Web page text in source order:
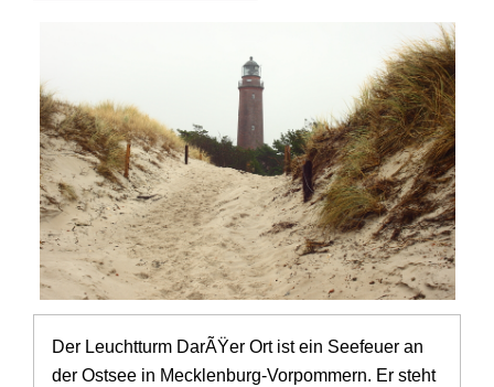
Der Leuchtturm DarÃŸer Ort ist ein Seefeuer an
der Ostsee in Mecklenburg-Vorpommern. Er steht